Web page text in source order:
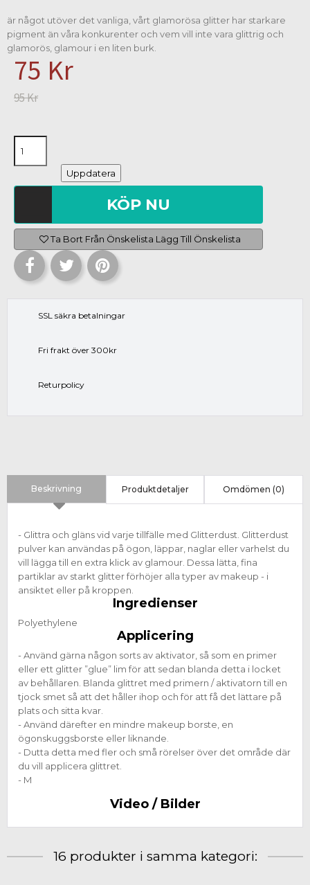
är något utöver det vanliga, vårt glamorösa glitter har starkare
pigment än våra konkurenter och vem vill inte vara glittrig och
glamorös, glamour i en liten burk.
75 Kr
95 Kr
KÖP NU
Ta Bort Från Önskelista Lägg Till Önskelista
SSL säkra betalningar
Fri frakt över 300kr
Returpolicy
Beskrivning Produktdetaljer Omdömen (0)
- Glittra och gläns vid varje tillfälle med Glitterdust. Glitterdust
pulver kan användas på ögon, läppar, naglar eller varhelst du
vill lägga till en extra klick av glamour. Dessa lätta, fina
partiklar av starkt glitter förhöjer alla typer av makeup - i
ansiktet eller på kroppen.
Ingredienser
Polyethylene
Applicering
- Använd gärna någon sorts av aktivator, så som en primer
eller ett glitter ”glue” lim för att sedan blanda detta i locket
av behållaren. Blanda glittret med primern / aktivatorn till en
tjock smet så att det håller ihop och för att få det lättare på
plats och sitta kvar.
- Använd därefter en mindre makeup borste, en
ögonskuggsborste eller liknande.
- Dutta detta med fler och små rörelser över det område där
du vill applicera glittret.
- M
Video / Bilder
16 produkter i samma kategori: